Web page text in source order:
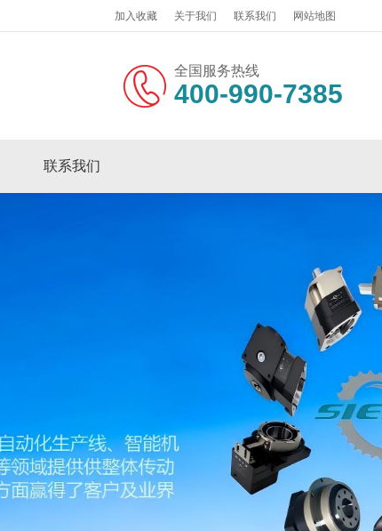
加入收藏 关于我们 联系我们 网站地图
全国服务热线
400-990-7385
联系我们